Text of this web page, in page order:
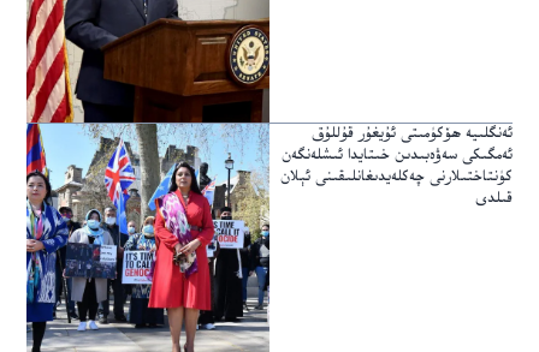
ئەنگلىيە ھۆكۈمىتى ئۇيغۇر قۇللۇق
ئەمگىكى سەۋەبىدىن خىتايدا ئىشلەنگەن
كۈنتاختىلارنى چەكلەيدىغانلىقىنى ئېلان
قىلدى